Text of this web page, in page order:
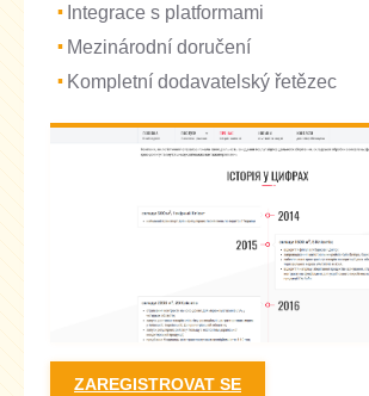
Integrace s platformami
Mezinárodní doručení
Kompletní dodavatelský řetězec
ZAREGISTROVAT SE